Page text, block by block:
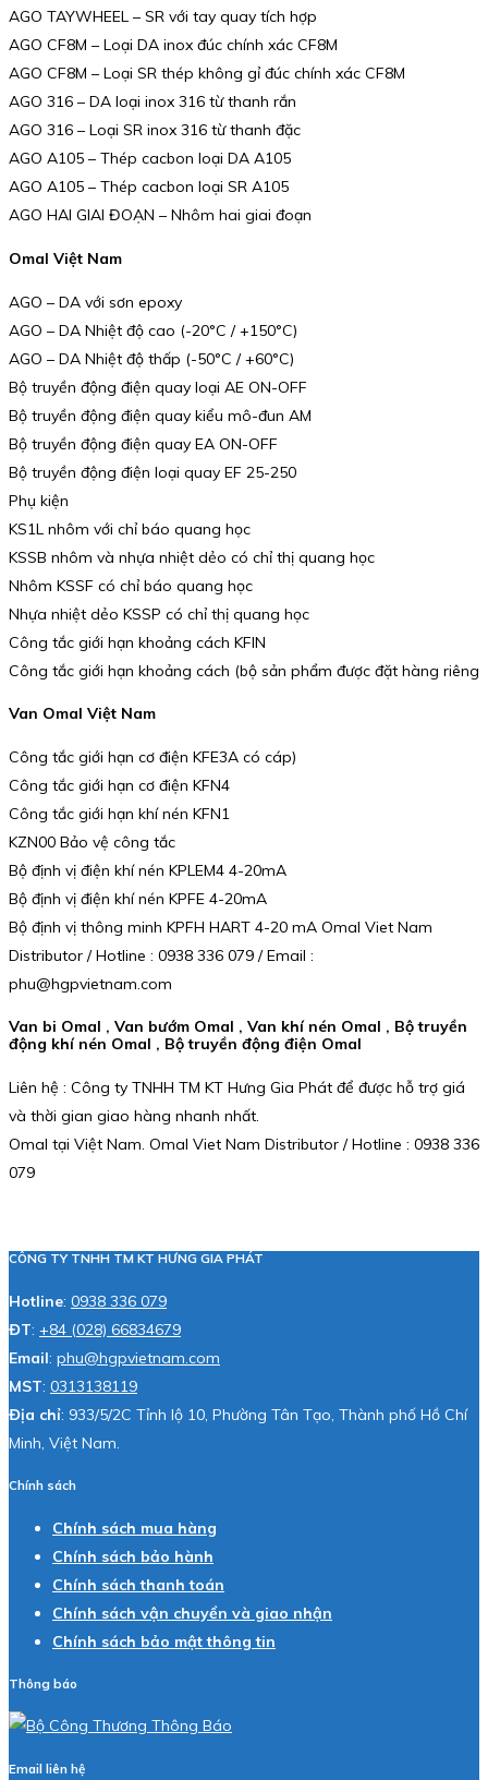
AGO TAYWHEEL – SR với tay quay tích hợp
AGO CF8M – Loại DA inox đúc chính xác CF8M
AGO CF8M – Loại SR thép không gỉ đúc chính xác CF8M
AGO 316 – DA loại inox 316 từ thanh rắn
AGO 316 – Loại SR inox 316 từ thanh đặc
AGO A105 – Thép cacbon loại DA A105
AGO A105 – Thép cacbon loại SR A105
AGO HAI GIAI ĐOẠN – Nhôm hai giai đoạn
Omal Việt Nam
AGO – DA với sơn epoxy
AGO – DA Nhiệt độ cao (-20°C / +150°C)
AGO – DA Nhiệt độ thấp (-50°C / +60°C)
Bộ truyền động điện quay loại AE ON-OFF
Bộ truyền động điện quay kiểu mô-đun AM
Bộ truyền động điện quay EA ON-OFF
Bộ truyền động điện loại quay EF 25-250
Phụ kiện
KS1L nhôm với chỉ báo quang học
KSSB nhôm và nhựa nhiệt dẻo có chỉ thị quang học
Nhôm KSSF có chỉ báo quang học
Nhựa nhiệt dẻo KSSP có chỉ thị quang học
Công tắc giới hạn khoảng cách KFIN
Công tắc giới hạn khoảng cách (bộ sản phẩm được đặt hàng riêng
Van Omal Việt Nam
Công tắc giới hạn cơ điện KFE3A có cáp)
Công tắc giới hạn cơ điện KFN4
Công tắc giới hạn khí nén KFN1
KZN00 Bảo vệ công tắc
Bộ định vị điện khí nén KPLEM4 4-20mA
Bộ định vị điện khí nén KPFE 4-20mA
Bộ định vị thông minh KPFH HART 4-20 mA Omal Viet Nam
Distributor / Hotline : 0938 336 079 / Email :
phu@hgpvietnam.com
Van bi Omal , Van bướm Omal , Van khí nén Omal , Bộ truyền
động khí nén Omal , Bộ truyền động điện Omal
Liên hệ : Công ty TNHH TM KT Hưng Gia Phát để được hỗ trợ giá
và thời gian giao hàng nhanh nhất.
Omal tại Việt Nam. Omal Viet Nam Distributor / Hotline : 0938 336
079
CÔNG TY TNHH TM KT HƯNG GIA PHÁT
Hotline: 0938 336 079
ĐT: +84 (028) 66834679
Email: phu@hgpvietnam.com
MST: 0313138119
Địa chỉ: 933/5/2C Tỉnh lộ 10, Phường Tân Tạo, Thành phố Hồ Chí
Minh, Việt Nam.
Chính sách
Chính sách mua hàng
Chính sách bảo hành
Chính sách thanh toán
Chính sách vận chuyển và giao nhận
Chính sách bảo mật thông tin
Thông báo
Email liên hệ